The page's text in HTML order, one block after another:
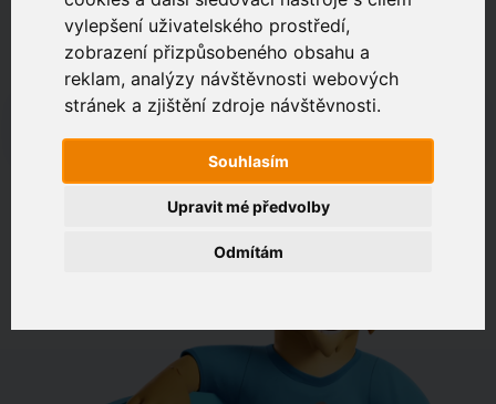
vylepšení uživatelského prostředí,
zobrazení přizpůsobeného obsahu a
reklam, analýzy návštěvnosti webových
stránek a zjištění zdroje návštěvnosti.
Souhlasím
Odmítám
Upravit mé předvolby
Zákaznický portál
Jak rychlé je připojení na vaší adrese?